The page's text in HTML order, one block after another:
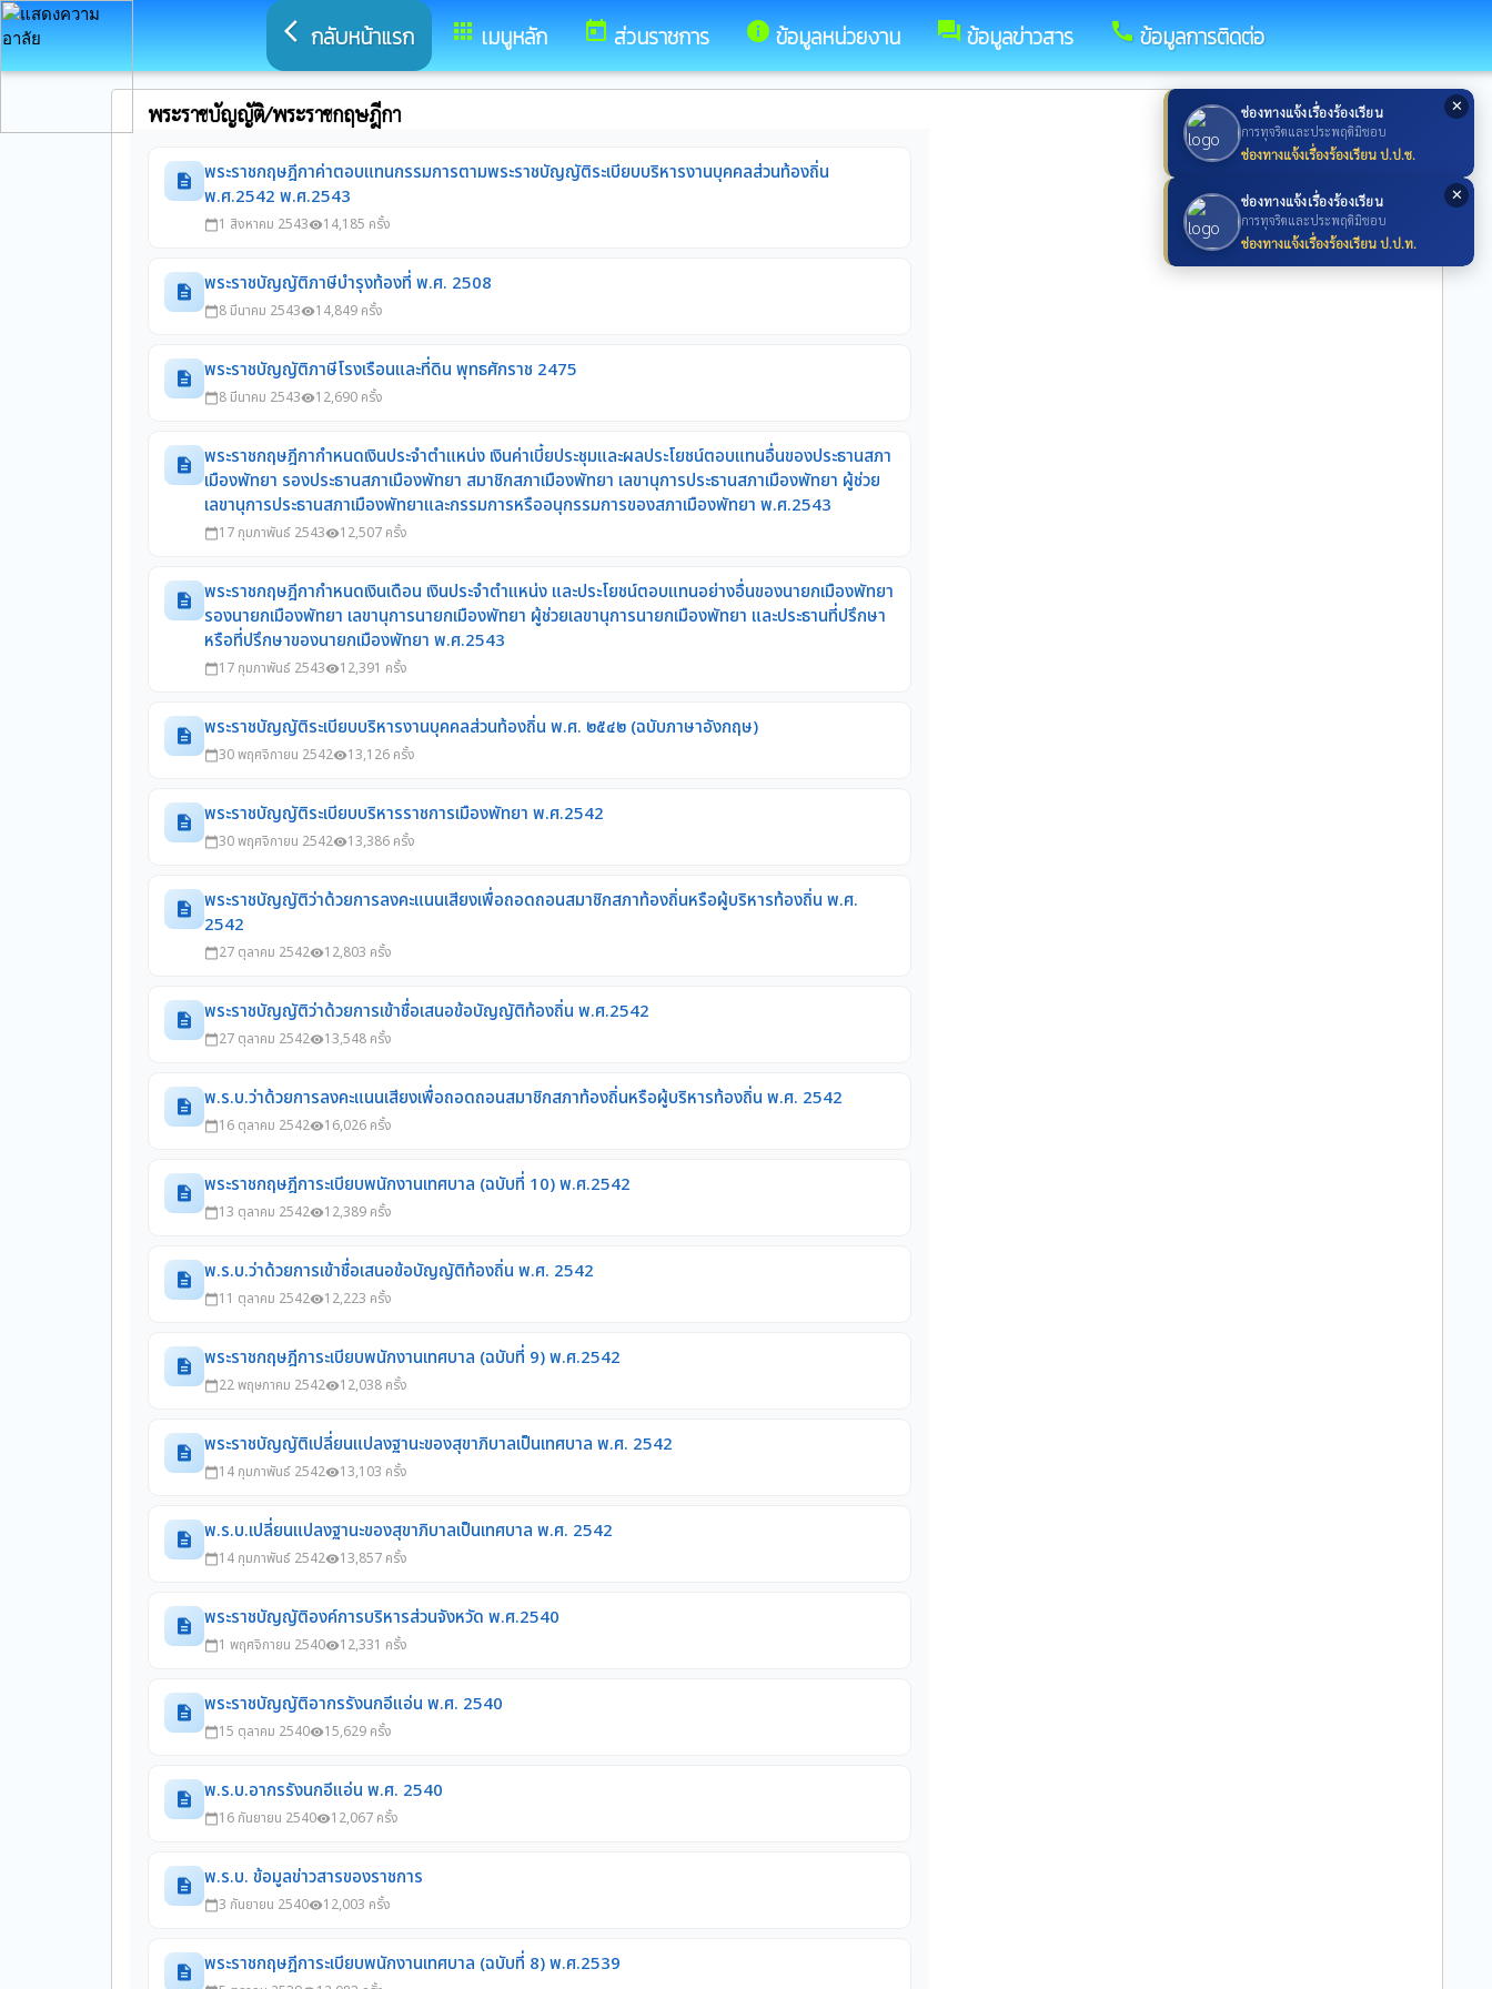
✕
ช่องทางแจ้งเรื่องร้องเรียน
การทุจริตและประพฤติมิชอบ
ช่องทางแจ้งเรื่องร้องเรียน ป.ป.ช.
✕
ช่องทางแจ้งเรื่องร้องเรียน
การทุจริตและประพฤติมิชอบ
ช่องทางแจ้งเรื่องร้องเรียน ป.ป.ท.
arrow_back_ios กลับหน้าแรก apps เมนูหลัก today ส่วนราชการ info ข้อมูลหน่วยงาน forum ข้อมูลข่าวสาร call ข้อมูลการติดต่อ
พระราชบัญญัติ/พระราชกฤษฎีกา